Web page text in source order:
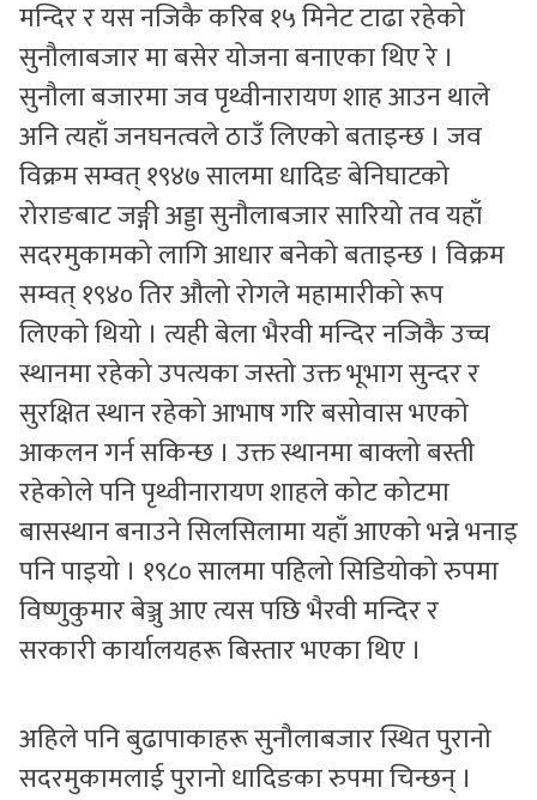
मन्दिर र यस नजिकै करिब १५ मिनेट टाढा रहेको
सुनौलाबजार मा बसेर योजना बनाएका थिए रे ।
सुनौला बजारमा जव पृथ्वीनारायण शाह आउन थाले
अनि त्यहाँ जनघनत्वले ठाउँ लिएको बताइन्छ । जव
विक्रम सम्वत् १९४७ सालमा धादिङ बेनिघाटको
रोराङबाट जङ्गी अड्डा सुनौलाबजार सारियो तव यहाँ
सदरमुकामको लागि आधार बनेको बताइन्छ । विक्रम
सम्वत् १९४० तिर औलो रोगले महामारीको रूप
लिएको थियो । त्यही बेला भैरवी मन्दिर नजिकै उच्च
स्थानमा रहेको उपत्यका जस्तो उक्त भूभाग सुन्दर र
सुरक्षित स्थान रहेको आभाष गरि बसोवास भएको
आकलन गर्न सकिन्छ । उक्त स्थानमा बाक्लो बस्ती
रहेकोले पनि पृथ्वीनारायण शाहले कोट कोटमा
बासस्थान बनाउने सिलसिलामा यहाँ आएको भन्ने भनाइ
पनि पाइयो । १९८० सालमा पहिलो सिडियोको रुपमा
विष्णुकुमार बेञ्जु आए त्यस पछि भैरवी मन्दिर र
सरकारी कार्यालयहरू बिस्तार भएका थिए ।
अहिले पनि बुढापाकाहरू सुनौलाबजार स्थित पुरानो
सदरमुकामलाई पुरानो धादिङका रुपमा चिन्छन् ।